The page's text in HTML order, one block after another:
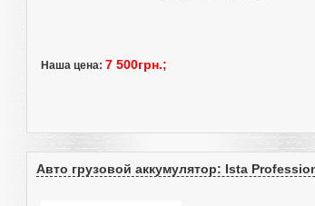
Наша цена: 7 500грн.;
Авто грузовой аккумулятор: Ista